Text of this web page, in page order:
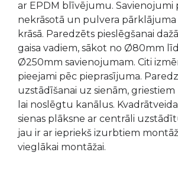
ar EPDM blīvējumu. Savienojumi
nekrāsotā un pulvera pārklājuma
krāsā. Paredzēts pieslēgšanai
gaisa vadiem, sākot no Ø80mm
Ø250mm savienojumam. Citi
pieejami pēc pieprasījuma.
uzstādīšanai uz sienām,
lai noslēgtu kanālus.
sienas plāksne ar centrāli
jau ir ar iepriekš izurbtiem
vieglākai montāžai.